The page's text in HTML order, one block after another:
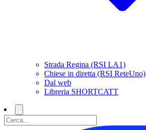
Strada Regina (RSI LA1)
Chiese in diretta (RSI ReteUno)
Dal web
Libreria SHORTCATT